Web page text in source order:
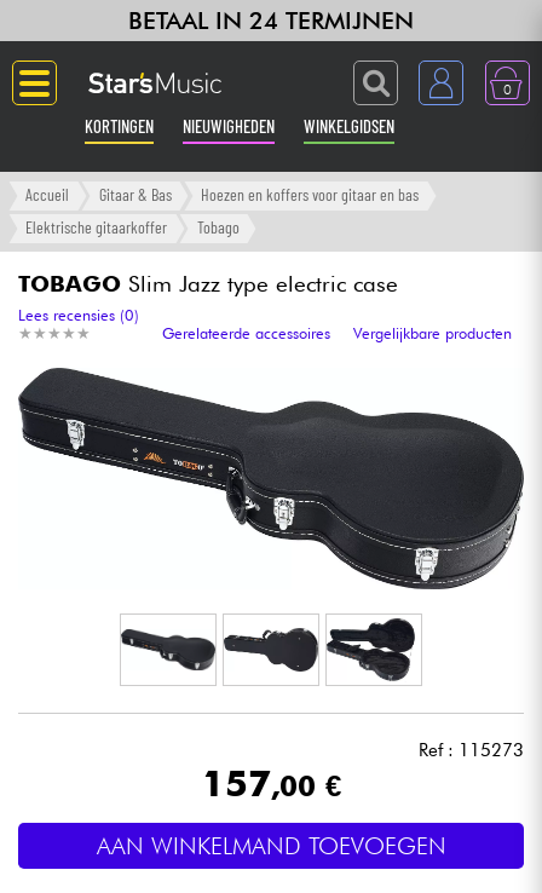
BETAAL IN 24 TERMIJNEN
0
KORTINGEN NIEUWIGHEDEN WINKELGIDSEN
Langue
Versterker & Effecten
Toetsenbord & Piano
Synths & samplers
Microfoon
Licht
Accueil Gitaar & Bas
Hoezen en koffers voor gitaar en bas
Elektrische gitaarkoffer
Tobago
TOBAGO Slim Jazz type electric case
★ ★ ★ ★ ★
★ ★ ★ ★ ★
Lees recensies (0)
Gerelateerde accessoires
Vergelijkbare producten
Ref : 115273
157,00 €
AAN WINKELMAND TOEVOEGEN